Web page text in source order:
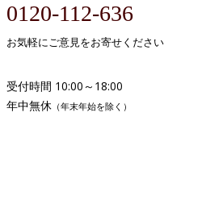
0120-112-636
お気軽にご意見をお寄せください
受付時間 10:00～18:00
年中無休 （年末年始を除く）